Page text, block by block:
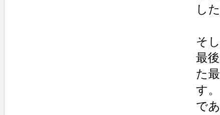
し
そ
最
た
す
で